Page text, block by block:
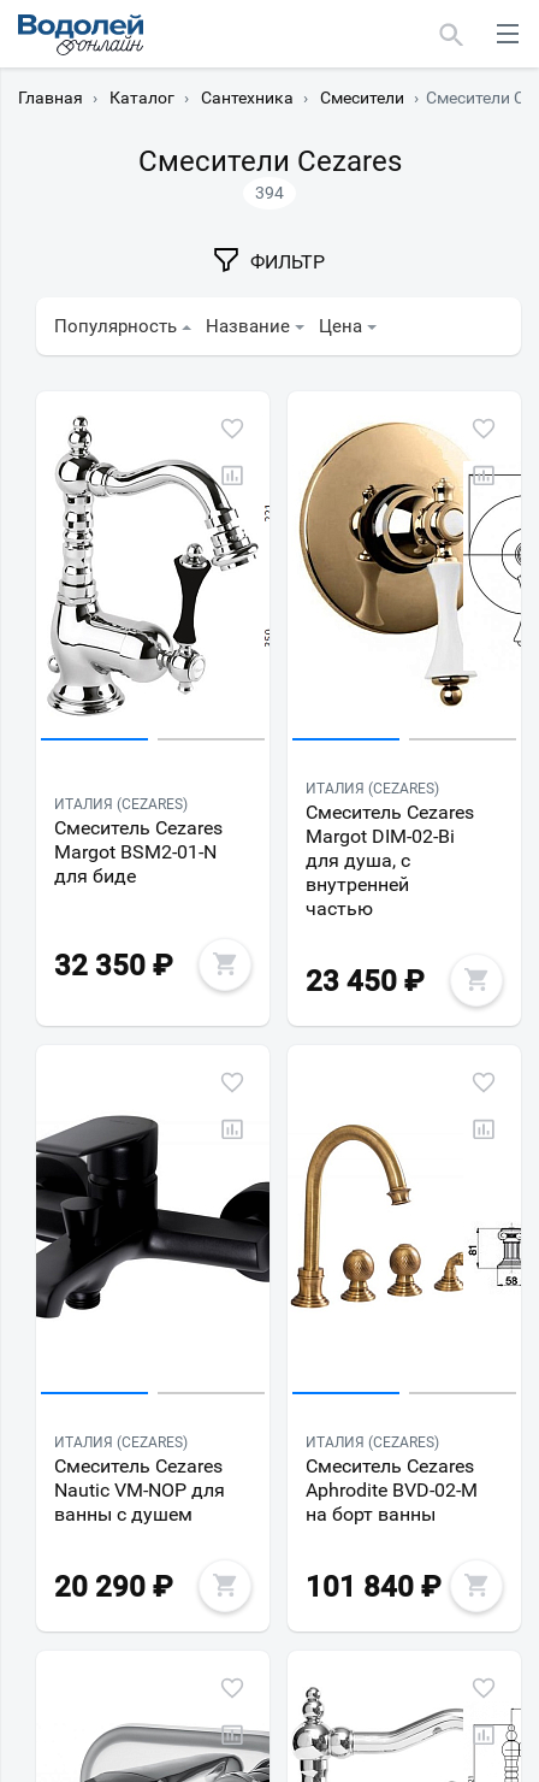
Главная › Каталог › Сантехника › Смесители › Смесители
Смесители Cezares
394
ФИЛЬТР
Популярность Название Цена
ИТАЛИЯ (CEZARES)
Смеситель Cezares
Margot BSM2-01-N
для биде
32 350 ₽
ИТАЛИЯ (CEZARES)
Смеситель Cezares
Margot DIM-02-Bi
для душа, с
внутренней
частью
23 450 ₽
ИТАЛИЯ (CEZARES)
Смеситель Cezares
Nautic VM-NOP для
ванны с душем
20 290 ₽
ИТАЛИЯ (CEZARES)
Смеситель Cezares
Aphrodite BVD-02-M
на борт ванны
101 840 ₽